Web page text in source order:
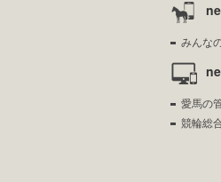
みんな
愛馬の
競輪総